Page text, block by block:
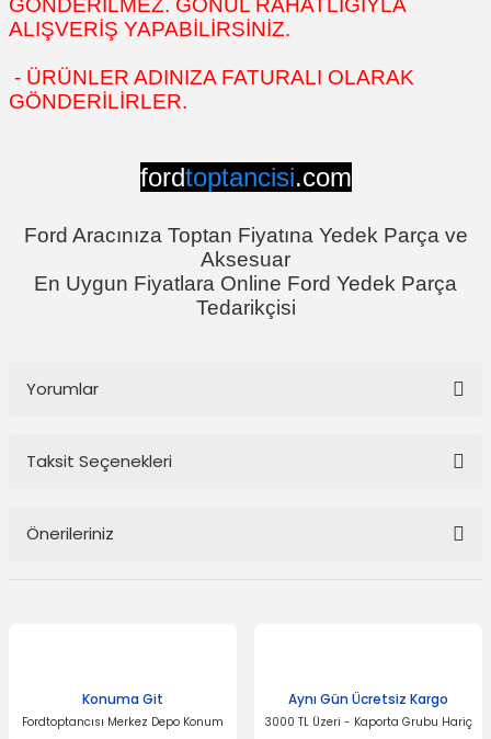
GÖNDERİLMEZ. GÖNÜL RAHATLIĞIYLA
ALIŞVERİŞ YAPABİLİRSİNİZ.
- ÜRÜNLER ADINIZA FATURALI OLARAK
GÖNDERİLİRLER.
fordtoptancisi.com
Ford Aracınıza Toptan Fiyatına Yedek Parça ve
Aksesuar
En Uygun Fiyatlara Online Ford Yedek Parça
Tedarikçisi
Yorumlar
Taksit Seçenekleri
Önerileriniz
Ürün resmi kalitesiz, bozuk veya görüntülenemiyor.
Konuma Git
Fordtoptancısı Merkez Depo Konum
Aynı Gün Ücretsiz Kargo
3000 TL Üzeri - Kaporta Grubu Hariç